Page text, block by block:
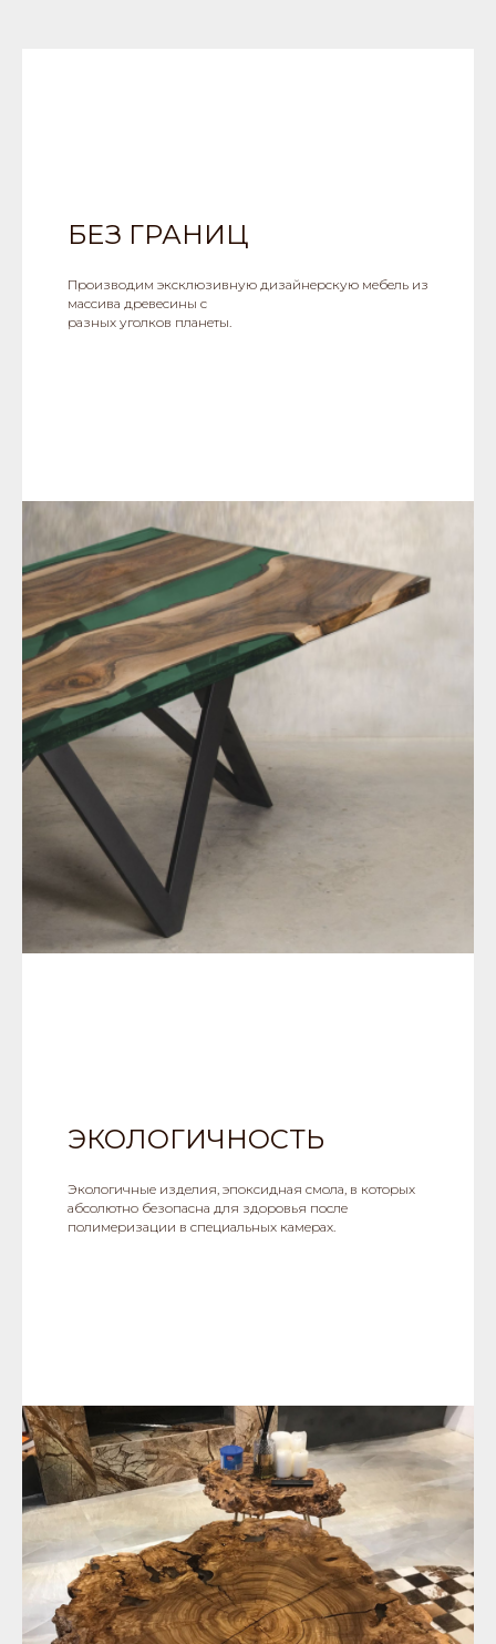
БЕЗ ГРАНИЦ
Производим эксклюзивную дизайнерскую мебель из
массива древесины с
разных уголков планеты.
ЭКОЛОГИЧНОСТЬ
Экологичные изделия, эпоксидная смола, в которых
абсолютно безопасна для здоровья после
полимеризации в специальных камерах.